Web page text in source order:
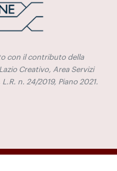
con il contributo della
Creativo, Area Servizi
n. 24/2019, Piano 2021.